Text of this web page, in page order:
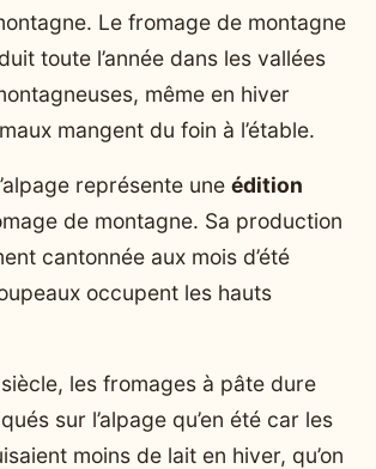
Le fromage de montagne
toute l’année dans les vallées
même en hiver
mangent du foin à l’étable.
représente une édition
de montagne. Sa production
cantonnée aux mois d’été
occupent les hauts
siècle, les fromages à pâte dure
sur l’alpage qu’en été car les
moins de lait en hiver, qu’on